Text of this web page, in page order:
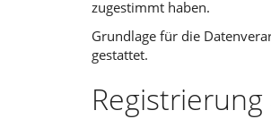
zugestimmt haben.
Grundlage für die
gestattet.